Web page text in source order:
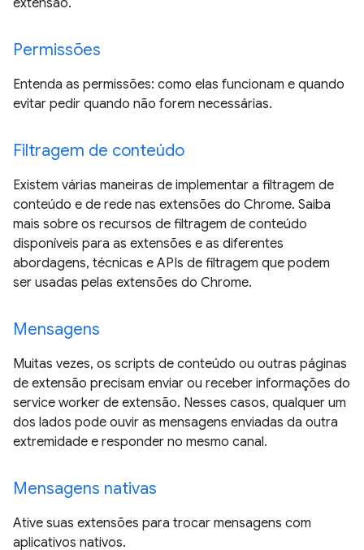
extensão.
Permissões
Entenda as permissões: como elas funcionam e quando
evitar pedir quando não forem necessárias.
Filtragem de conteúdo
Existem várias maneiras de implementar a filtragem de
conteúdo e de rede nas extensões do Chrome. Saiba
mais sobre os recursos de filtragem de conteúdo
disponíveis para as extensões e as diferentes
abordagens, técnicas e APIs de filtragem que podem
ser usadas pelas extensões do Chrome.
Mensagens
Muitas vezes, os scripts de conteúdo ou outras páginas
de extensão precisam enviar ou receber informações do
service worker de extensão. Nesses casos, qualquer um
dos lados pode ouvir as mensagens enviadas da outra
extremidade e responder no mesmo canal.
Mensagens nativas
Ative suas extensões para trocar mensagens com
aplicativos nativos.